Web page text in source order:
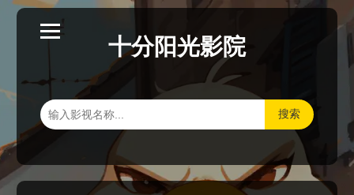
十分阳光影院
搜索